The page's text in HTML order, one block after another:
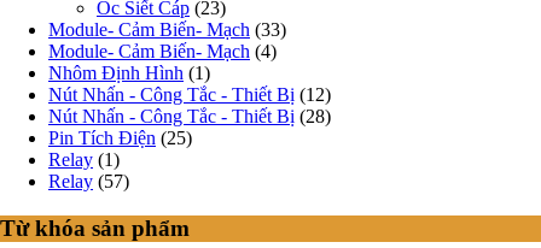
Ốc Siết Cáp (23)
Module- Cảm Biến- Mạch (33)
Module- Cảm Biến- Mạch (4)
Nhôm Định Hình (1)
Nút Nhấn - Công Tắc - Thiết Bị (12)
Nút Nhấn - Công Tắc - Thiết Bị (28)
Pin Tích Điện (25)
Relay (1)
Relay (57)
Từ khóa sản phẩm